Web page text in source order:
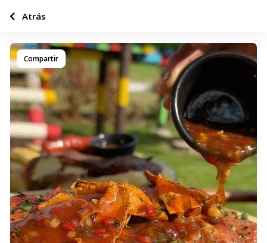
Compartir
Atrás